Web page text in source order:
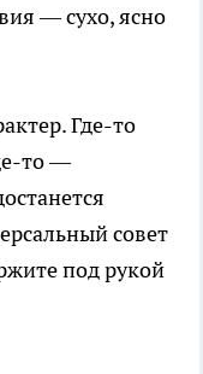
— сухо, ясно
Где-то
то —
совет
под рукой